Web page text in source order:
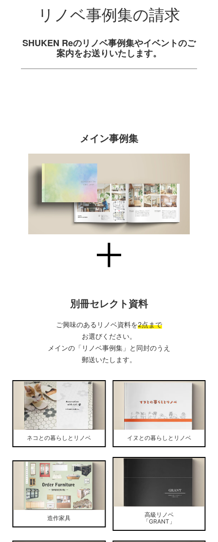
リノベ事例集の請求
SHUKEN Reのリノベ事例集やイベントのご
案内をお送りいたします。
メイン事例集
別冊セレクト資料
ご興味のあるリノベ資料を2点まで
お選びください。
メインの「リノベ事例集」と同封のうえ
郵送いたします。
ネコとの暮らしとリノベ イヌとの暮らしとリノベ
造作家具
高級リノベ
「GRANT」